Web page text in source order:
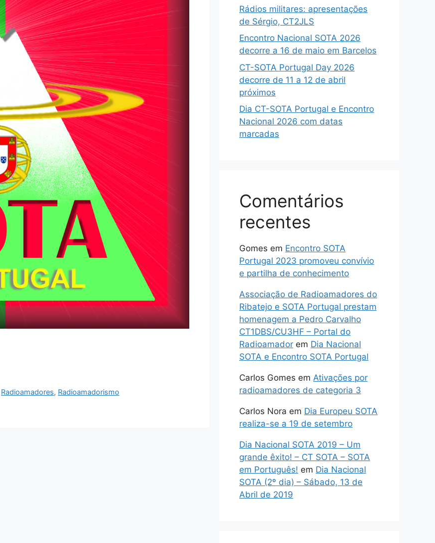
Radioamadores, Radioamadorismo
Rádios militares: apresentações
de Sérgio, CT2JLS
Encontro Nacional SOTA 2026
decorre a 16 de maio em Barcelos
CT-SOTA Portugal Day 2026
decorre de 11 a 12 de abril
próximos
Dia CT-SOTA Portugal e Encontro
Nacional 2026 com datas
marcadas
Comentários
recentes
Gomes em Encontro SOTA
Portugal 2023 promoveu convívio
e partilha de conhecimento
Associação de Radioamadores do
Ribatejo e SOTA Portugal prestam
homenagem a Pedro Carvalho
CT1DBS/CU3HF – Portal do
Radioamador em Dia Nacional
SOTA e Encontro SOTA Portugal
Carlos Gomes em Ativações por
radioamadores de categoria 3
Carlos Nora em Dia Europeu SOTA
realiza-se a 19 de setembro
Dia Nacional SOTA 2019 – Um
grande êxito! – CT SOTA – SOTA
em Português! em Dia Nacional
SOTA (2º dia) – Sábado, 13 de
Abril de 2019